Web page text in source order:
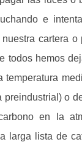
e
cartera o
todos hemos
temperatura
preindustrial) o
en la
larga lista de